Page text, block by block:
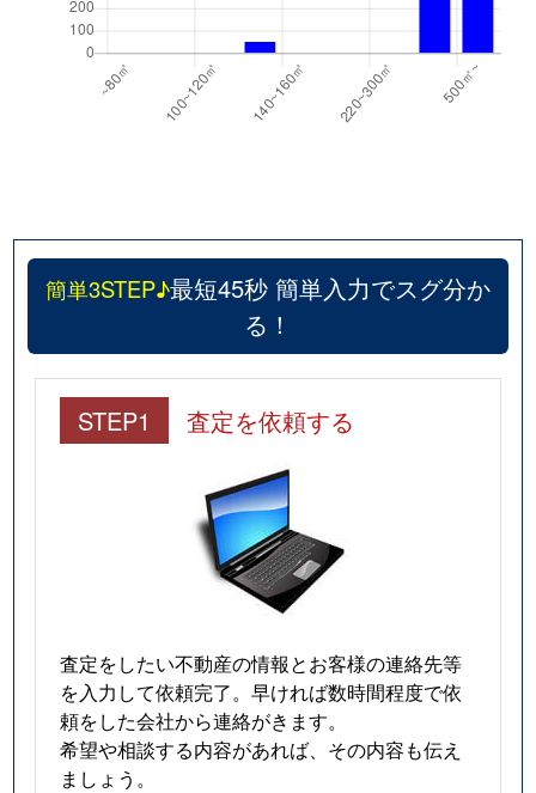
簡単3STEP♪最短45秒 簡単入力でスグ分か
る！
STEP1 査定を依頼する
査定をしたい不動産の情報とお客様の連絡先等
を入力して依頼完了。早ければ数時間程度で依
頼をした会社から連絡がきます。
希望や相談する内容があれば、その内容も伝え
ましょう。